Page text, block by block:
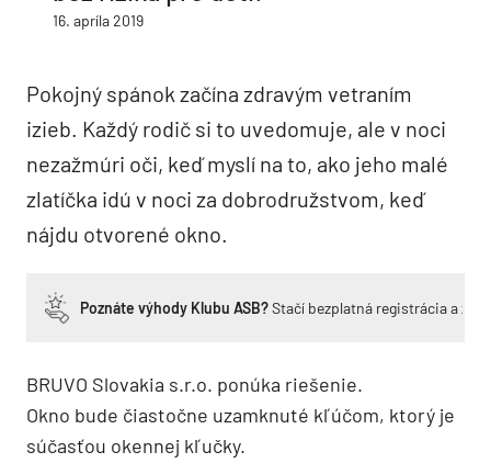
16. apríla 2019
Pokojný spánok začína zdravým vetraním
izieb. Každý rodič si to uvedomuje, ale v noci
nezažmúri oči, keď myslí na to, ako jeho malé
zlatíčka idú v noci za dobrodružstvom, keď
nájdu otvorené okno.
Poznáte výhody Klubu ASB?Stačí bezplatná registrácia a
BRUVO Slovakia s.r.o. ponúka riešenie.
Okno bude čiastočne uzamknuté kľúčom, ktorý je
súčasťou okennej kľučky.